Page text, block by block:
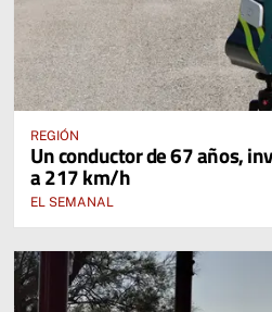
REGIÓN
Un conductor de 67 años,
a 217 km/h
EL SEMANAL